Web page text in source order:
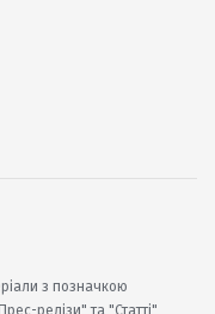
з позначкою
релізи" та "Статті"